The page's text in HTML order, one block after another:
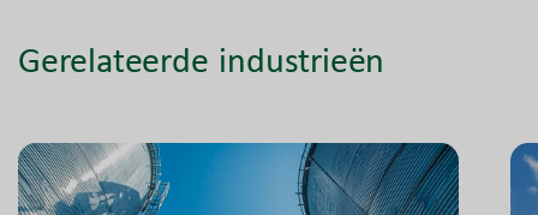
Gerelateerde industrieën